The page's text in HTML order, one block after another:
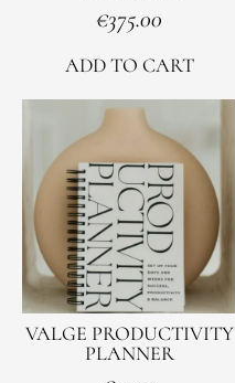
€375.00
ADD TO CART
VALGE PRODUCTIVITY
PLANNER